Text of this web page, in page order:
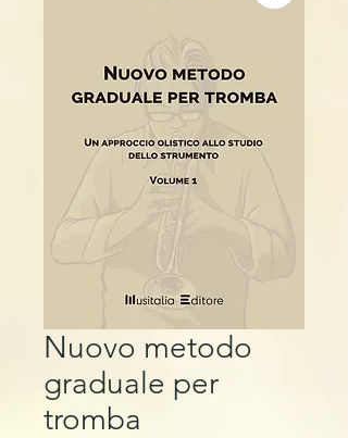
Nuovo metodo
graduale per
tromba